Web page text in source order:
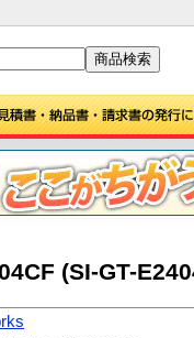
(SI-GT-